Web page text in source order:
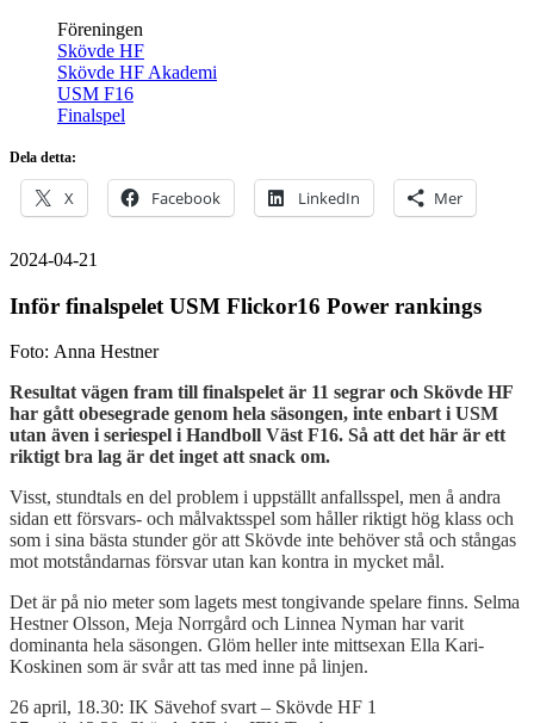
Föreningen
Skövde HF
Skövde HF Akademi
USM F16
Finalspel
Dela detta:
X Facebook LinkedIn Mer
2024-04-21
Inför finalspelet USM Flickor16 Power rankings
Foto: Anna Hestner
Resultat vägen fram till finalspelet är 11 segrar och Skövde HF
har gått obesegrade genom hela säsongen, inte enbart i USM
utan även i seriespel i Handboll Väst F16. Så att det här är ett
riktigt bra lag är det inget att snack om.
Visst, stundtals en del problem i uppställt anfallsspel, men å andra
sidan ett försvars- och målvaktsspel som håller riktigt hög klass och
som i sina bästa stunder gör att Skövde inte behöver stå och stångas
mot motståndarnas försvar utan kan kontra in mycket mål.
Det är på nio meter som lagets mest tongivande spelare finns. Selma
Hestner Olsson, Meja Norrgård och Linnea Nyman har varit
dominanta hela säsongen. Glöm heller inte mittsexan Ella Kari-
Koskinen som är svår att tas med inne på linjen.
26 april, 18.30: IK Sävehof svart – Skövde HF 1